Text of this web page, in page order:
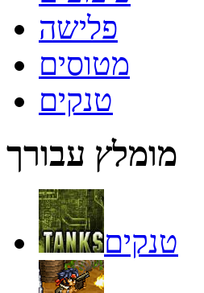
פלישה
מטוסים
טנקים
מומלץ עבורך
טנקים